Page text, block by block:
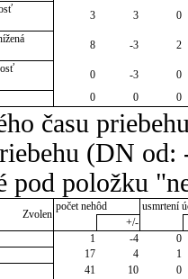
3 3
0
8 -3
2
0 -3
0
0 0 0
času
(DN
pod položku
Zvolen
počet nehôd
usmrtení
+/-
1 -4
0
17 4
1
41 10
0